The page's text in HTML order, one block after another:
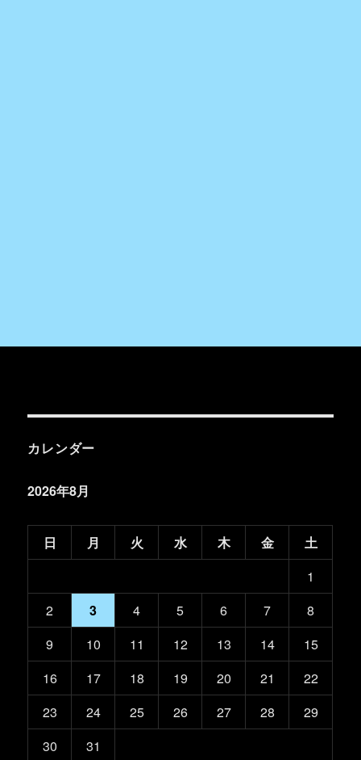
カレンダー
2026年8月
日 月 火 水 木 金
土
1
2
3 4 5 6 7
8
9
10 11 12 13 14
15
16
17 18 19 20 21
22
23
24 25 26 27 28
29
30
31